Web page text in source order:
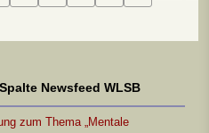
Newsfeed WLSB
zum Thema „Mentale